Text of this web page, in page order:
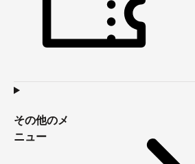
その他のメ
ニュー